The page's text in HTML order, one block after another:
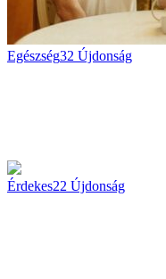
Egészség32 Újdonság
Érdekes22 Újdonság